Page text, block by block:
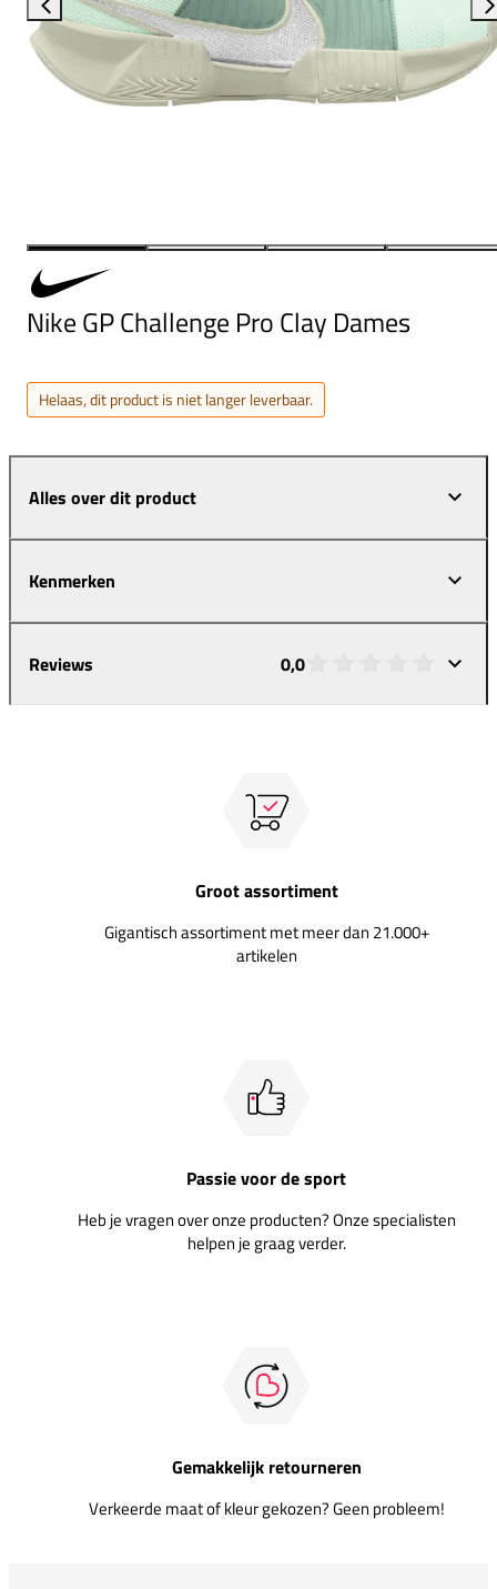
Nike GP Challenge Pro Clay Dames
Helaas, dit product is niet langer leverbaar.
Alles over dit product
Kenmerken
Reviews 0,0
Groot assortiment
Gigantisch assortiment met meer dan 21.000+
artikelen
Passie voor de sport
Heb je vragen over onze producten? Onze specialisten
helpen je graag verder.
Gemakkelijk retourneren
Verkeerde maat of kleur gekozen? Geen probleem!